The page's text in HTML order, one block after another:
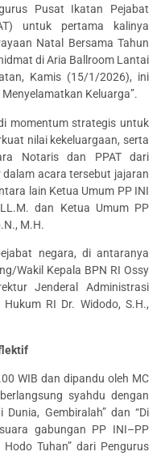
Pusat Ikatan Pejabat
untuk pertama kalinya
Natal Bersama Tahun
di Aria Ballroom Lantai
Kamis (15/1/2026), ini
Keluarga”.
momentum strategis untuk
nilai kekeluargaan, serta
Notaris dan PPAT dari
acara tersebut jajaran
lain Ketua Umum PP INI
dan Ketua Umum PP
M.H.
negara, di antaranya
Wakil Kepala BPN RI Ossy
Jenderal Administrasi
RI Dr. Widodo, S.H.,
WIB dan dipandu oleh MC
syahdu dengan
Gembiralah” dan “Di
gabungan PP INI–PP
Tuhan” dari Pengurus